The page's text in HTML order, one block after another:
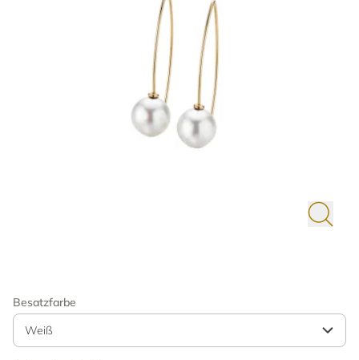
Besatzfarbe
Weiß